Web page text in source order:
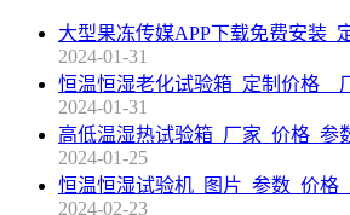
大型果冻传媒APP下载免费安装_
2024-01-31
恒温恒湿老化试验箱_定制价格__
2024-01-31
高低温湿热试验箱_厂家_价格_参
2024-01-25
恒温恒湿试验机_图片_参数_价格
2024-02-23